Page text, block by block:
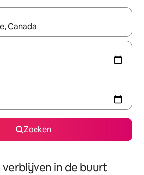
beschikbaar zijn, maak je een keuze
Zoeken
verblijven in de buurt